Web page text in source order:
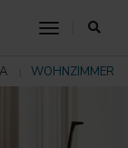
toggle
WOHNZIMMER